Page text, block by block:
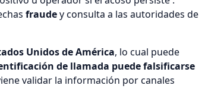
fraudey consulta a las autoridades de
Unidos de América, lo cual puede
de llamada puede falsificarse
validar la información por canales